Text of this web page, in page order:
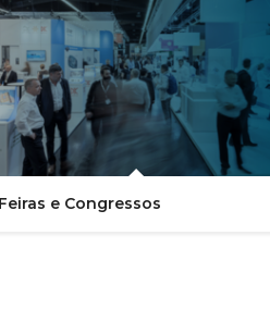
Feiras e Congressos